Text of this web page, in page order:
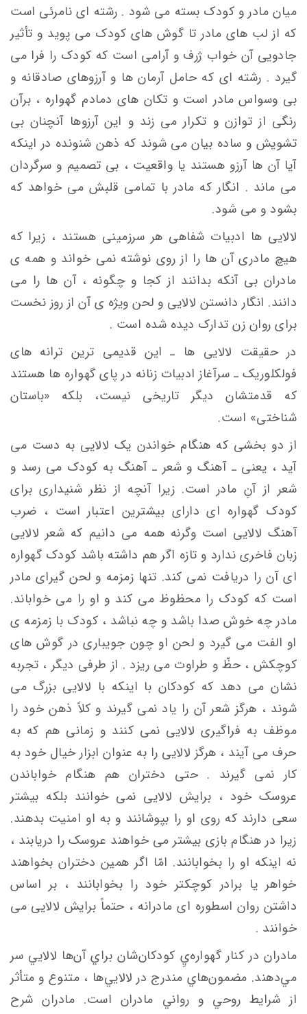
میان مادر و کودک بسته می شود . رشته ای نامرئی است
که از لب های مادر تا گوش های کودک می پوید و تأثیر
جادویی آن خواب ژرف و آرامی است که کودک را فرا می
گیرد . رشته ای که حامل آرمان ها و آرزوهای صادقانه و
بی وسواس مادر است و تکان های دمادم گهواره ، برآن
رنگی از توازن و تکرار می زند و این آرزوها آنچنان بی
تشویش و ساده بیان می شوند که ذهن شنونده در اینکه
آیا آن ها آرزو هستند یا واقعیت ، بی تصمیم و سرگردان
می ماند . انگار که مادر با تمامی قلبش می خواهد که
بشود و می شود.
لالایی ها ادبیات شفاهی هر سرزمینی هستند ، زیرا که
هیچ مادری آن ها را از روی نوشته نمی خواند و همه ی
مادران بی آنکه بدانند از کجا و چگونه ، آن ها را می
دانند. انگار دانستن لالایی و لحن ویژه ی آن از روز نخست
برای روان زن تدارک دیده شده است .
در حقیقت لالایی ها ـ این قدیمی ترین ترانه های
فولکلوریک ـ سرآغاز ادبیات زنانه در پای گهواره ها هستند
که قدمتشان دیگر تاریخی نیست، بلکه «باستان
شناختی» است.
از دو بخشی که هنگام خواندن یک لالایی به دست می
آید ، یعنی ـ آهنگ و شعر ـ آهنگ به کودک می رسد و
شعر از آنِ مادر است. زیرا آنچه از نظر شنیداری برای
کودک گهواره ای دارای بیشترین اعتبار است ، ضرب
آهنگ لالایی است وگرنه همه می دانیم که شعر لالایی
زبان فاخری ندارد و تازه اگر هم داشته باشد کودک گهواره
ای آن را دریافت نمی کند. تنها زمزمه و لحن گیرای مادر
است که کودک را محظوظ می کند و او را می خواباند.
مادر چه خوش صدا باشد و چه نباشد ، کودک با زمزمه ی
او الفت می گیرد و لحن او چون جویباری در گوش های
کوچکش ، حظّ و طراوت می ریزد . از طرفی دیگر ، تجربه
نشان می دهد که کودکان با اینکه با لالایی بزرگ می
شوند ، هرگز شعر آن را یاد نمی گیرند و کلاً ذهن خود را
موظف به فراگیری لالایی نمی کنند و زمانی هم که به
حرف می آیند ، هرگز لالایی را به عنوان ابزار خیال خود به
کار نمی گیرند . حتی دختران هم هنگام خواباندن
عروسک خود ، برایش لالایی نمی خوانند بلکه بیشتر
سعی دارند که روی او را بپوشانند و به او امنیت بدهند.
زیرا در هنگام بازی بیشتر می خواهند عروسک را دریابند ،
نه اینکه او را بخوابانند. امّا اگر همین دختران بخواهند
خواهر یا برادر کوچکتر خود را بخوابانند ، بر اساس
داشتن روان اسطوره ای مادرانه ، حتماً برایش لالایی می
خوانند .
مادران در كنار گهواره‌يِ كودكان‌شان براي آن‌ها لالايي سر
مي‌دهند. مضمون‌هاي مندرج در لالايي‌ها ، متنوع و متأثر
از شرايط روحي و رواني مادران است. مادران شرح